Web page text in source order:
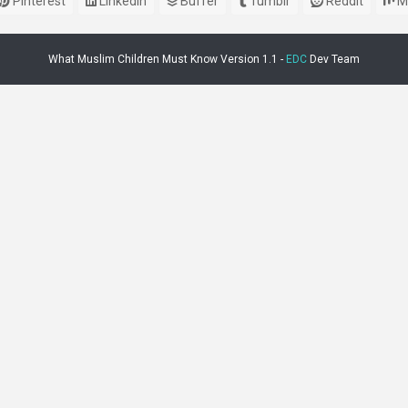
What Muslim Children Must Know Version 1.1 - EDC Dev Team